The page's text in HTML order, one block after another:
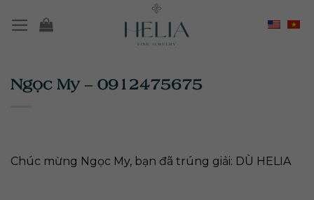
đến
Ngọc My – 0912475675
Chúc mừng Ngọc My, bạn đã trúng giải: DÙ HELIA